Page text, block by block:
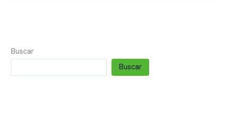
Buscar
Buscar